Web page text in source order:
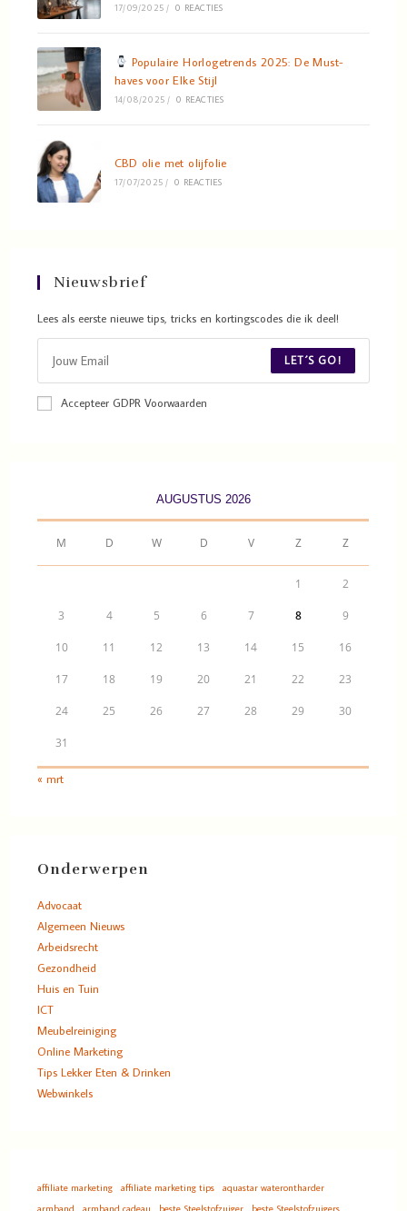
17/09/2025 / 0 REACTIES
Populaire Horlogetrends 2025: De Must-
haves voor Elke Stijl
14/08/2025 / 0 REACTIES
CBD olie met olijfolie
17/07/2025 / 0 REACTIES
Nieuwsbrief
Lees als eerste nieuwe tips, tricks en kortingscodes die ik deel!
LET´S GO!
Accepteer GDPR Voorwaarden
AUGUSTUS 2026
M D W D V Z Z
1 2
3 4 5 6 7 8 9
10 11 12 13 14 15 16
17 18 19 20 21 22 23
24 25 26 27 28 29 30
31
« mrt
Onderwerpen
Advocaat
Algemeen Nieuws
Arbeidsrecht
Gezondheid
Huis en Tuin
ICT
Meubelreiniging
Online Marketing
Tips Lekker Eten & Drinken
Webwinkels
affiliate marketing affiliate marketing tips
aquastar waterontharder
armband
armband cadeau beste Steelstofzuiger beste Steelstofzuigers